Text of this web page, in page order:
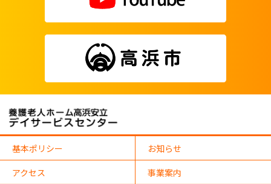
基本ポリシー
お知らせ
アクセス
事業案内